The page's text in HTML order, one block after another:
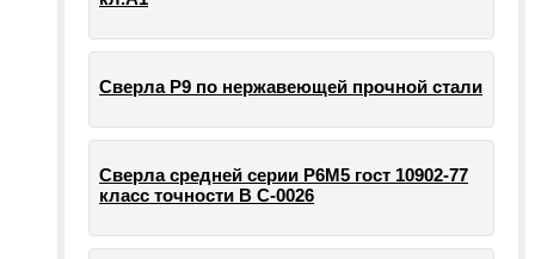
Сверла Р9 по нержавеющей прочной стали
Сверла средней серии Р6М5 гост 10902-77
класс точности В С-0026